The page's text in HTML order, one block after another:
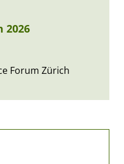
2026
Forum Zürich